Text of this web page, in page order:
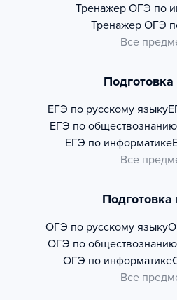
Тренажер ОГЭ по
Тренажер ОГЭ
Все
ЕГЭ по русскому языку
ЕГЭ по обществознанию
ЕГЭ по информатике
Все
ОГЭ по русскому языку
ОГЭ по обществознанию
ОГЭ по информатике
Все